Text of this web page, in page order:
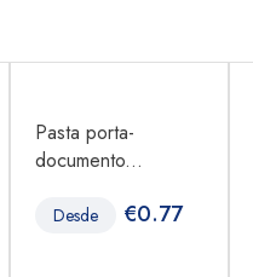
Pasta porta-
documento...
Desde €0.77